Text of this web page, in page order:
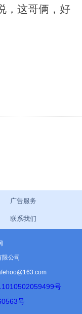
，这哥俩，好
广告服务
联系我们
公司
号
号